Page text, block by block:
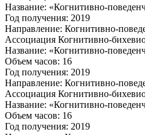
Название: «Когнитивно-
Год получения: 2019
Направление: Когнитивно-
Ассоциация Когнитивно-
Название: «Когнитивно-
Объем часов: 16
Год получения: 2019
Направление: Когнитивно-
Ассоциация Когнитивно-
Название: «Когнитивно-
Объем часов: 16
Год получения: 2019